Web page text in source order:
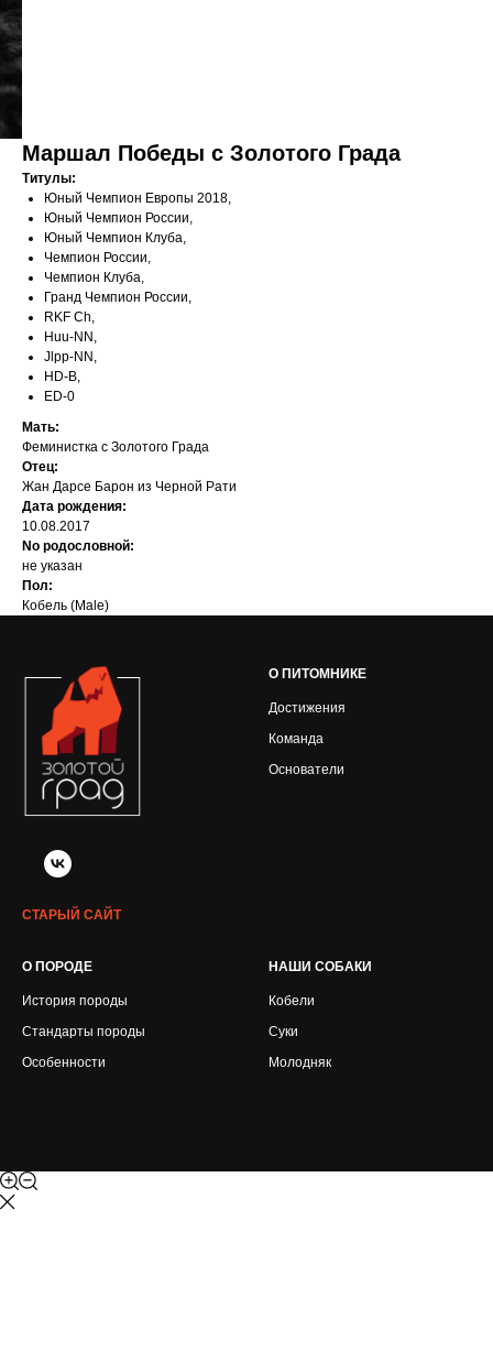
Маршал Победы с Золотого Града
Титулы:
Юный Чемпион Европы 2018,
Юный Чемпион России,
Юный Чемпион Клуба,
Чемпион России,
Чемпион Клуба,
Гранд Чемпион России,
RKF Ch,
Huu-NN,
Jlpp-NN,
HD-B,
ED-0
Мать:
Феминистка с Золотого Града
Отец:
Жан Дарсе Барон из Черной Рати
Дата рождения:
10.08.2017
No родословной:
не указан
Пол:
Кобель (Male)
СТАРЫЙ САЙТ
О ПИТОМНИКЕ
Достижения
Команда
Основатели
О ПОРОДЕ
История породы
Стандарты породы
Особенности
НАШИ СОБАКИ
Кобели
Суки
Молодняк